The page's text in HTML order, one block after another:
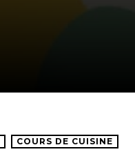
COURS DE CUISINE